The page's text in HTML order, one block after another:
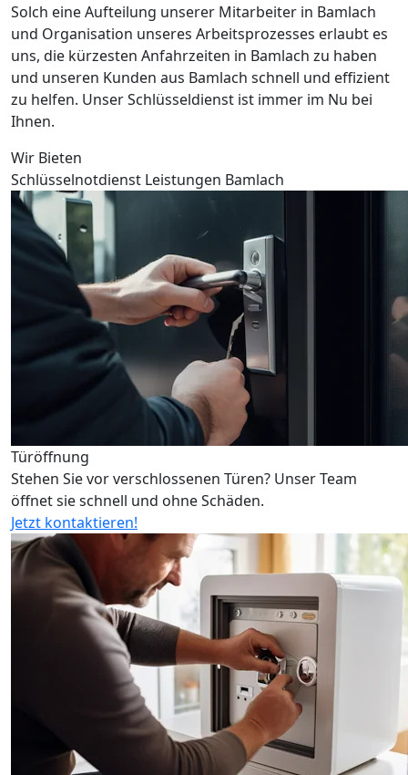
Solch eine Aufteilung unserer Mitarbeiter in Bamlach
und Organisation unseres Arbeitsprozesses erlaubt es
uns, die kürzesten Anfahrzeiten in Bamlach zu haben
und unseren Kunden aus Bamlach schnell und effizient
zu helfen. Unser Schlüsseldienst ist immer im Nu bei
Ihnen.
Wir Bieten
Schlüsselnotdienst Leistungen Bamlach
Türöffnung
Stehen Sie vor verschlossenen Türen? Unser Team
öffnet sie schnell und ohne Schäden.
Jetzt kontaktieren!